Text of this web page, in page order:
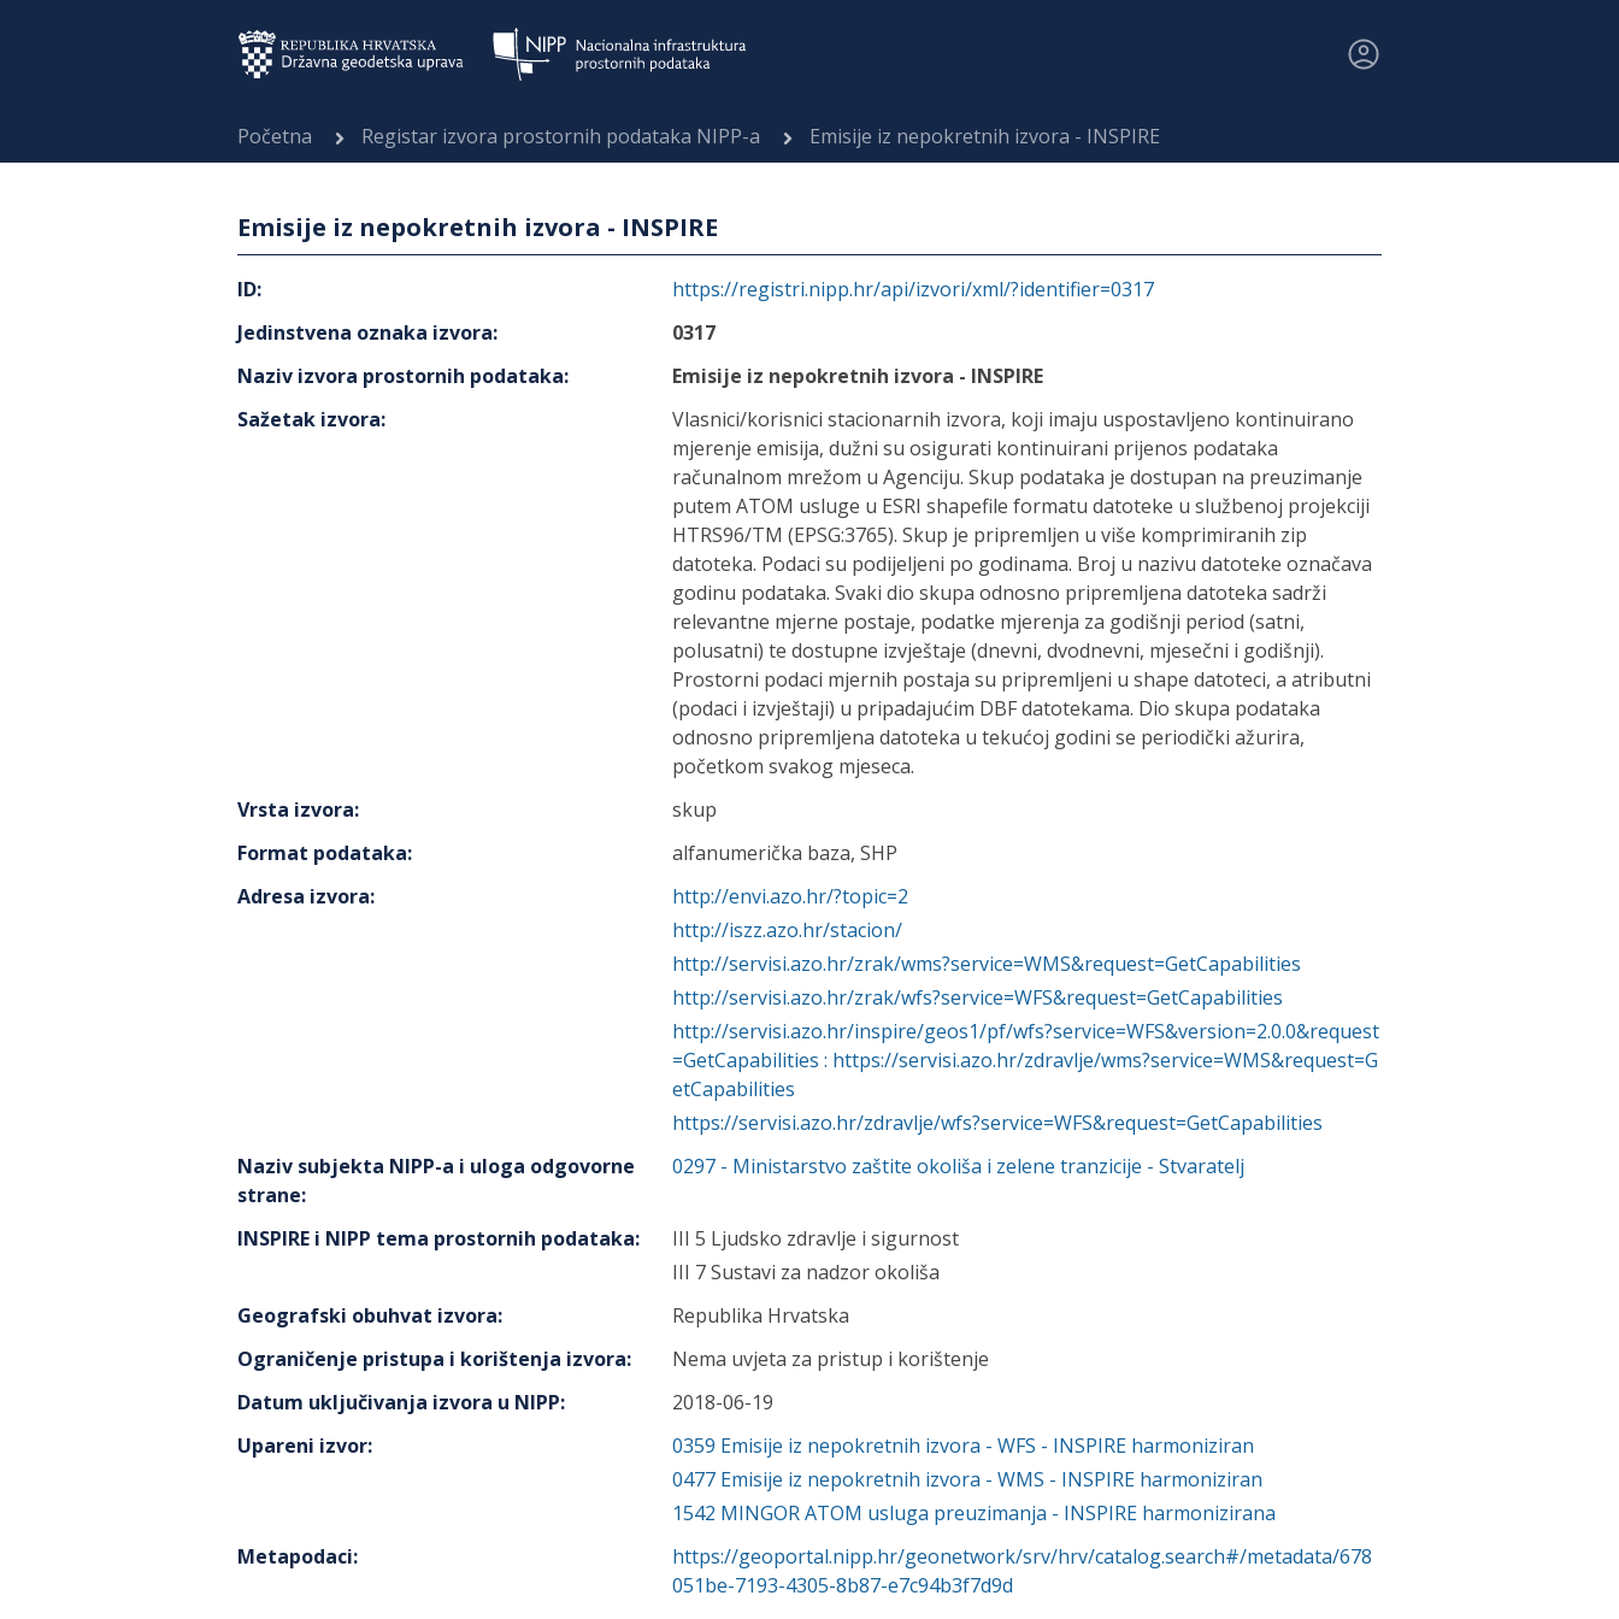
Početna Registar izvora prostornih podataka NIPP-a Emisije iz nepokretnih izvora - INSPIRE
Emisije iz nepokretnih izvora - INSPIRE
ID:
https://registri.nipp.hr/api/izvori/xml/?identifier=0317
Jedinstvena oznaka izvora:
0317
Naziv izvora prostornih podataka:
Emisije iz nepokretnih izvora - INSPIRE
Sažetak izvora:
Vlasnici/korisnici stacionarnih izvora, koji imaju uspostavljeno kontinuirano
mjerenje emisija, dužni su osigurati kontinuirani prijenos podataka
računalnom mrežom u Agenciju. Skup podataka je dostupan na preuzimanje
putem ATOM usluge u ESRI shapefile formatu datoteke u službenoj projekciji
HTRS96/TM (EPSG:3765). Skup je pripremljen u više komprimiranih zip
datoteka. Podaci su podijeljeni po godinama. Broj u nazivu datoteke označava
godinu podataka. Svaki dio skupa odnosno pripremljena datoteka sadrži
relevantne mjerne postaje, podatke mjerenja za godišnji period (satni,
polusatni) te dostupne izvještaje (dnevni, dvodnevni, mjesečni i godišnji).
Prostorni podaci mjernih postaja su pripremljeni u shape datoteci, a atributni
(podaci i izvještaji) u pripadajućim DBF datotekama. Dio skupa podataka
odnosno pripremljena datoteka u tekućoj godini se periodički ažurira,
početkom svakog mjeseca.
Vrsta izvora:
skup
Format podataka:
alfanumerička baza, SHP
Adresa izvora:
http://envi.azo.hr/?topic=2
http://iszz.azo.hr/stacion/
http://servisi.azo.hr/zrak/wms?service=WMS&request=GetCapabilities
http://servisi.azo.hr/zrak/wfs?service=WFS&request=GetCapabilities
http://servisi.azo.hr/inspire/geos1/pf/wfs?service=WFS&version=2.0.0&request
=GetCapabilities : https://servisi.azo.hr/zdravlje/wms?service=WMS&request=G
etCapabilities
https://servisi.azo.hr/zdravlje/wfs?service=WFS&request=GetCapabilities
Naziv subjekta NIPP-a i uloga odgovorne
strane:
0297 - Ministarstvo zaštite okoliša i zelene tranzicije - Stvaratelj
INSPIRE i NIPP tema prostornih podataka:
III 5 Ljudsko zdravlje i sigurnost
III 7 Sustavi za nadzor okoliša
Geografski obuhvat izvora:
Republika Hrvatska
Ograničenje pristupa i korištenja izvora:
Nema uvjeta za pristup i korištenje
Datum uključivanja izvora u NIPP:
2018-06-19
Upareni izvor: 0359 Emisije iz nepokretnih izvora - WFS - INSPIRE harmoniziran
0477 Emisije iz nepokretnih izvora - WMS - INSPIRE harmoniziran
1542 MINGOR ATOM usluga preuzimanja - INSPIRE harmonizirana
Metapodaci:
https://geoportal.nipp.hr/geonetwork/srv/hrv/catalog.search#/metadata/678
051be-7193-4305-8b87-e7c94b3f7d9d